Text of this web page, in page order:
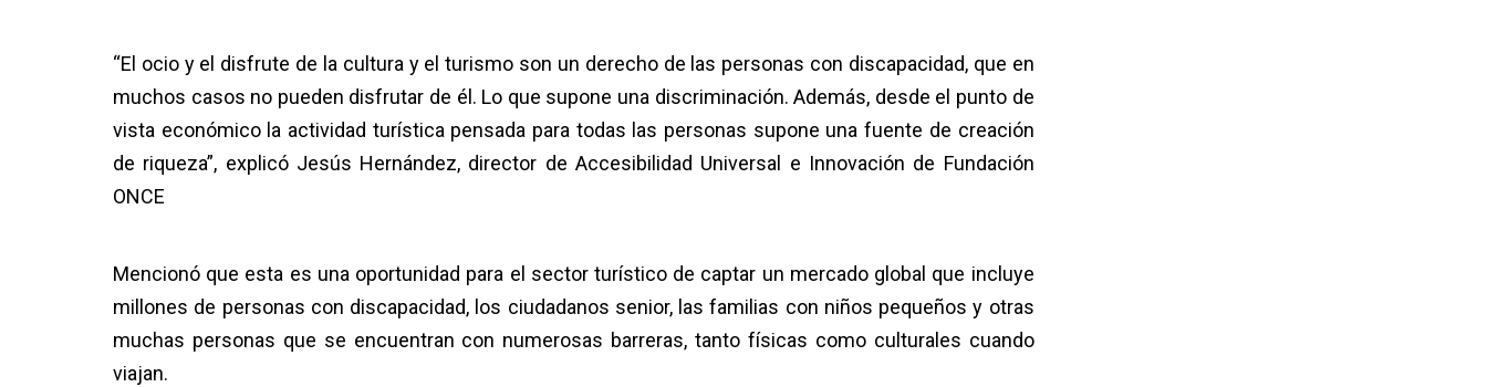
“El ocio y el disfrute de la cultura y el turismo son un derecho de las personas con discapacidad, que en
muchos casos no pueden disfrutar de él. Lo que supone una discriminación. Además, desde el punto de
vista económico la actividad turística pensada para todas las personas supone una fuente de creación
de riqueza”, explicó Jesús Hernández, director de Accesibilidad Universal e Innovación de Fundación
ONCE
Mencionó que esta es una oportunidad para el sector turístico de captar un mercado global que incluye
millones de personas con discapacidad, los ciudadanos senior, las familias con niños pequeños y otras
muchas personas que se encuentran con numerosas barreras, tanto físicas como culturales cuando
viajan.